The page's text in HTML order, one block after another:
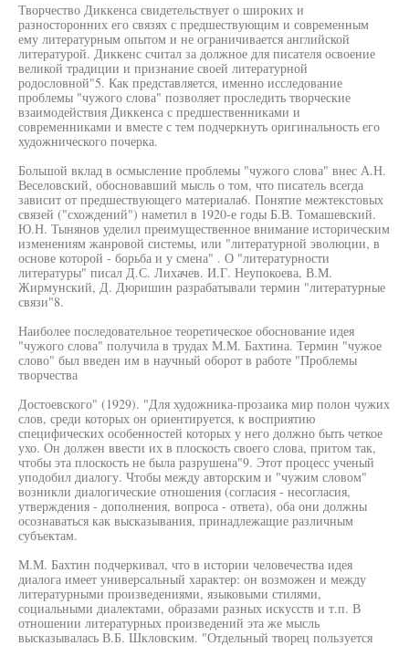
Творчество Диккенса свидетельствует о широких и
разносторонних его связях с предшествующим и современным
ему литературным опытом и не ограничивается английской
литературой. Диккенс считал за должное для писателя освоение
великой традиции и признание своей литературной
родословной"5. Как представляется, именно исследование
проблемы "чужого слова" позволяет проследить творческие
взаимодействия Диккенса с предшественниками и
современниками и вместе с тем подчеркнуть оригинальность его
художнического почерка.
Большой вклад в осмысление проблемы "чужого слова" внес А.Н.
Веселовский, обосновавший мысль о том, что писатель всегда
зависит от предшествующего материала6. Понятие межтекстовых
связей ("схождений") наметил в 1920-е годы Б.В. Томашевский.
Ю.Н. Тынянов уделил преимущественное внимание историческим
изменениям жанровой системы, или "литературной эволюции, в
основе которой - борьба и у смена" . О "литературности
литературы" писал Д.С. Лихачев. И.Г. Неупокоева, В.М.
Жирмунский, Д. Дюришин разрабатывали термин "литературные
связи"8.
Наиболее последовательное теоретическое обоснование идея
"чужого слова" получила в трудах М.М. Бахтина. Термин "чужое
слово" был введен им в научный оборот в работе "Проблемы
творчества
Достоевского" (1929). "Для художника-прозаика мир полон чужих
слов, среди которых он ориентируется, к восприятию
специфических особенностей которых у него должно быть четкое
ухо. Он должен ввести их в плоскость своего слова, притом так,
чтобы эта плоскость не была разрушена"9. Этот процесс ученый
уподобил диалогу. Чтобы между авторским и "чужим словом"
возникли диалогические отношения (согласия - несогласия,
утверждения - дополнения, вопроса - ответа), оба они должны
осознаваться как высказывания, принадлежащие различным
субъектам.
М.М. Бахтин подчеркивал, что в истории человечества идея
диалога имеет универсальный характер: он возможен и между
литературными произведениями, языковыми стилями,
социальными диалектами, образами разных искусств и т.п. В
отношении литературных произведений эта же мысль
высказывалась В.Б. Шкловским. "Отдельный творец пользуется